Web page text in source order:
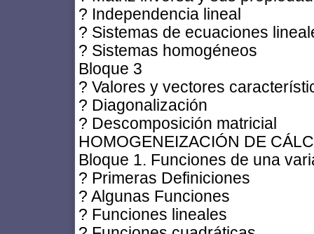
? Independencia lineal
? Sistemas de ecuaciones
? Sistemas homogéneos
Bloque 3
? Valores y vectores
? Diagonalización
? Descomposición matricial
HOMOGENEIZACIÓN DE
Bloque 1. Funciones de una
? Primeras Definiciones
? Algunas Funciones
? Funciones lineales